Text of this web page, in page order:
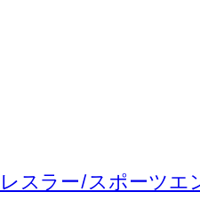
ラー/スポーツエ